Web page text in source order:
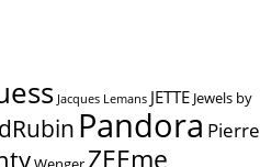
Jacques Lemans JETTE Jewels by
Pandora Pierre
ZEEme